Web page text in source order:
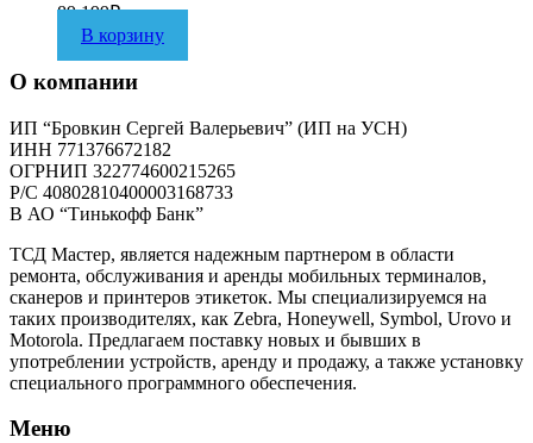
89 199₽
В корзину
О компании
ИП “Бровкин Сергей Валерьевич” (ИП на УСН)
ИНН 771376672182
ОГРНИП 322774600215265
P/C 40802810400003168733
В АО “Тинькофф Банк”
ТСД Мастер, является надежным партнером в области
ремонта, обслуживания и аренды мобильных терминалов,
сканеров и принтеров этикеток. Мы специализируемся на
таких производителях, как Zebra, Honeywell, Symbol, Urovo и
Motorola. Предлагаем поставку новых и бывших в
употреблении устройств, аренду и продажу, а также установку
специального программного обеспечения.
Меню